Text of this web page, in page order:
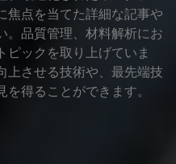
焦点を当てた詳細な記事や
。品質管理、材料解析にお
ピックを取り上げていま
上させる技術や、最先端技
得ることができます。